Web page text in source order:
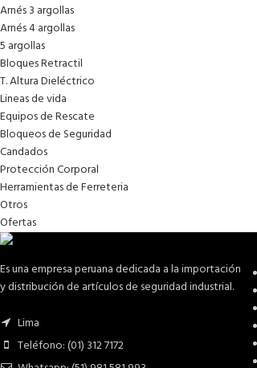
Arnés 3 argollas
Arnés 4 argollas
5 argollas
Bloques Retractil
T. Altura Dieléctrico
Lineas de vida
Equipos de Rescate
Bloqueos de Seguridad
Candados
Protección Corporal
Herramientas de Ferreteria
Otros
Ofertas
Es una empresa peruana dedicada a la importación
y distribución de artículos de seguridad industrial.
Lima
Teléfono: (01) 312 7172